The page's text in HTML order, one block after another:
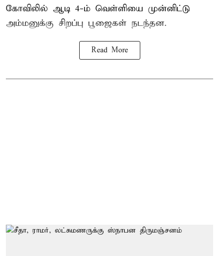
கோவிலில் ஆடி 4-ம் வெள்ளியை முன்னிட்டு
அம்மனுக்கு சிறப்பு பூஜைகள் நடந்தன.
Read More